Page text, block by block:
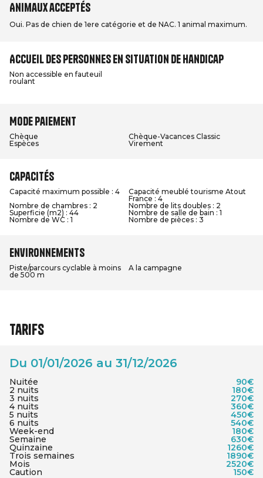
Animaux acceptés
Oui. Pas de chien de 1ere catégorie et de NAC. 1 animal maximum.
Accueil des personnes en situation de handicap
Non accessible en fauteuil
roulant
Mode paiement
Chèque
Chèque-Vacances Classic
Espèces
Virement
Capacités
Capacité maximum possible : 4
Capacité meublé tourisme Atout
France : 4
Nombre de chambres : 2
Nombre de lits doubles : 2
Superficie (m2) : 44
Nombre de salle de bain : 1
Nombre de WC : 1
Nombre de pièces : 3
Environnements
Piste/parcours cyclable à moins
de 500 m
A la campagne
Tarifs
Du 01/01/2026 au 31/12/2026
Nuitée 90€
2 nuits 180€
3 nuits 270€
4 nuits 360€
5 nuits 450€
6 nuits 540€
Week-end 180€
Semaine 630€
Quinzaine 1260€
Trois semaines 1890€
Mois 2520€
Caution 150€